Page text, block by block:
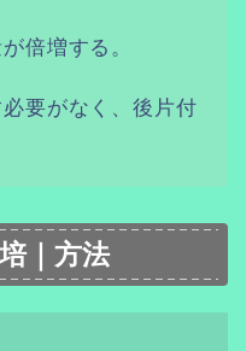
倍増する。
要がなく、後片付
｜方法